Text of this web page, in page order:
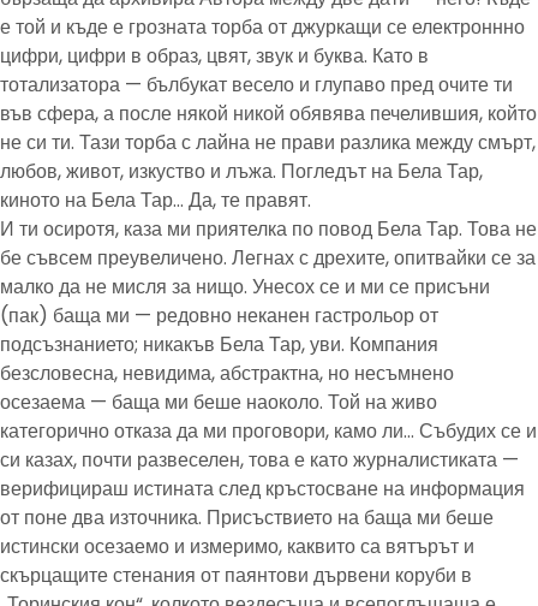
е той и къде е грозната торба от джуркащи се електроннно
цифри, цифри в образ, цвят, звук и буква. Като в
тотализатора — бълбукат весело и глупаво пред очите ти
във сфера, а после някой никой обявява печелившия, който
не си ти. Тази торба с лайна не прави разлика между смърт,
любов, живот, изкуство и лъжа. Погледът на Бела Тар,
киното на Бела Тар… Да, те правят.
И ти осиротя, каза ми приятелка по повод Бела Тар. Това не
бе съвсем преувеличено. Легнах с дрехите, опитвайки се за
малко да не мисля за нищо. Унесох се и ми се присъни
(пак) баща ми — редовно неканен гастрольор от
подсъзнанието; никакъв Бела Тар, уви. Компания
безсловесна, невидима, абстрактна, но несъмнено
осезаема — баща ми беше наоколо. Той на живо
категорично отказа да ми проговори, камо ли… Събудих се и
си казах, почти развеселен, това е като журналистиката —
верифицираш истината след кръстосване на информация
от поне два източника. Присъствието на баща ми беше
истински осезаемо и измеримо, каквито са вятърът и
скърцащите стенания от паянтови дървени коруби в